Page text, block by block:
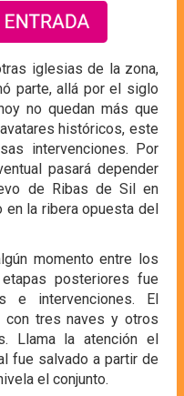
iglesias de la zona,
parte, allá por el siglo
no quedan más que
históricos, este
intervenciones. Por
pasará depender
de Ribas de Sil en
en la ribera opuesta del
momento entre los
posteriores fue
e intervenciones. El
tres naves y otros
Llama la atención el
fue salvado a partir de
el conjunto.